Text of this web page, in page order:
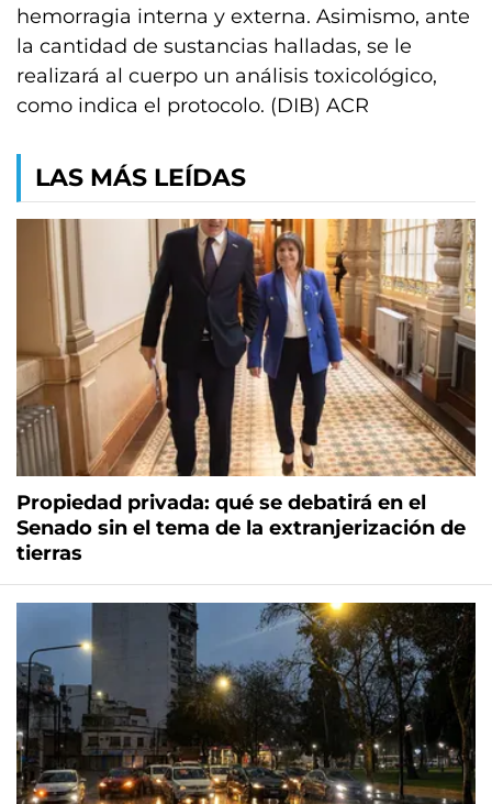
hemorragia interna y externa. Asimismo, ante
la cantidad de sustancias halladas, se le
realizará al cuerpo un análisis toxicológico,
como indica el protocolo. (DIB) ACR
LAS MÁS LEÍDAS
Propiedad privada: qué se debatirá en el
Senado sin el tema de la extranjerización de
tierras